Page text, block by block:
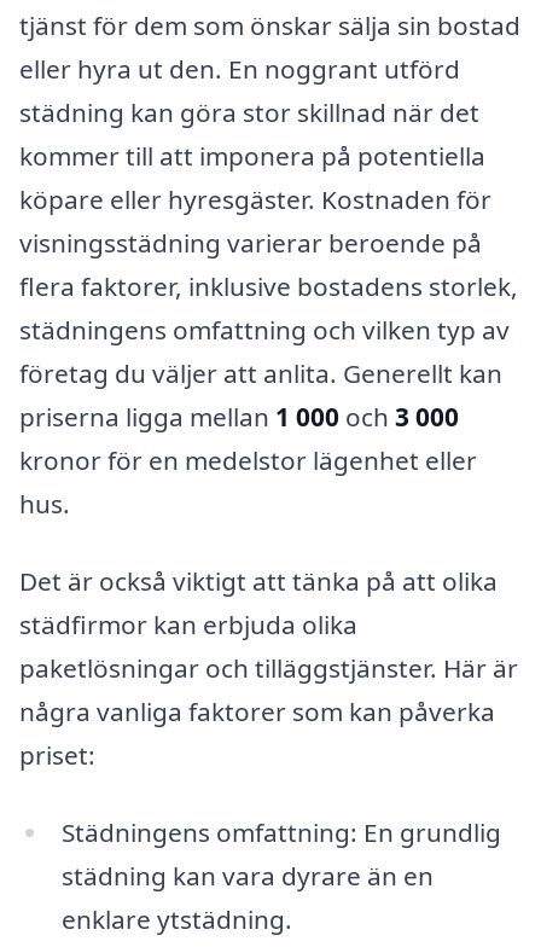
tjänst för dem som önskar sälja sin bostad
eller hyra ut den. En noggrant utförd
städning kan göra stor skillnad när det
kommer till att imponera på potentiella
köpare eller hyresgäster. Kostnaden för
visningsstädning varierar beroende på
flera faktorer, inklusive bostadens storlek,
städningens omfattning och vilken typ av
företag du väljer att anlita. Generellt kan
priserna ligga mellan 1 000 och 3 000
kronor för en medelstor lägenhet eller
hus.
Det är också viktigt att tänka på att olika
städfirmor kan erbjuda olika
paketlösningar och tilläggstjänster. Här är
några vanliga faktorer som kan påverka
priset:
Städningens omfattning: En grundlig
städning kan vara dyrare än en
enklare ytstädning.